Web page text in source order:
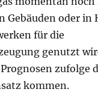
Gebäuden oder in
für die
genutzt
zufolge
kommen.